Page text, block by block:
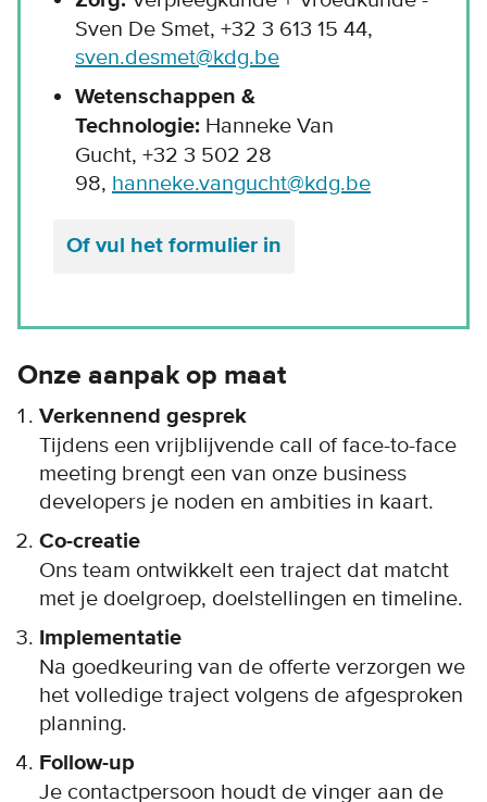
Sven De Smet, +32 3 613 15 44,
sven.desmet@kdg.be
Wetenschappen &
Technologie: Hanneke Van
Gucht, +32 3 502 28
98, hanneke.vangucht@kdg.be
Of vul het formulier in
Onze aanpak op maat
Verkennend gesprek
Tijdens een vrijblijvende call of face-to-face
meeting brengt een van onze business
developers je noden en ambities in kaart.
Co-creatie
Ons team ontwikkelt een traject dat matcht
met je doelgroep, doelstellingen en timeline.
Implementatie
Na goedkeuring van de offerte verzorgen we
het volledige traject volgens de afgesproken
planning.
Follow-up
Je contactpersoon houdt de vinger aan de